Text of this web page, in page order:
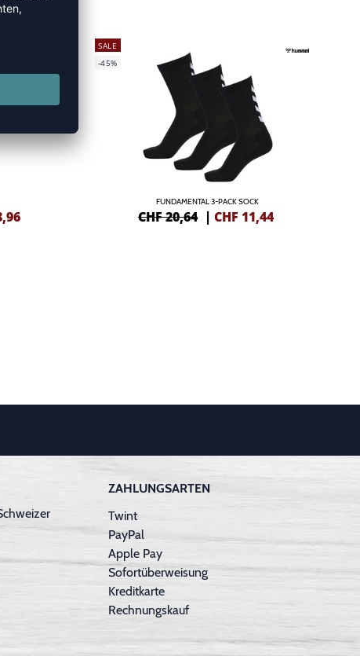
SALE
-45%
FUNDAMENTAL 3-PACK SOCK
CHF 20,64 | CHF 11,44
ZAHLUNGSARTEN
Twint
PayPal
Apple Pay
Sofortüberweisung
Kreditkarte
Rechnungskauf